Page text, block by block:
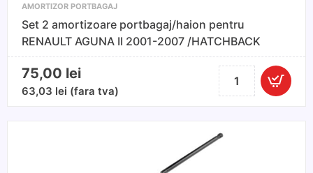
AMORTIZOR PORTBAGAJ
Set 2 amortizoare portbagaj/haion pentru
RENAULT AGUNA II 2001-2007 /HATCHBACK
75,00 lei
63,03 lei (fara tva)
Cantitate
Set
portbagaj/haion